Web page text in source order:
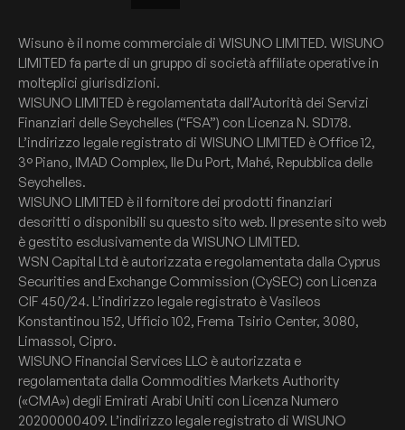
Wisuno è il nome commerciale di WISUNO LIMITED. WISUNO
LIMITED fa parte di un gruppo di società affiliate operative in
molteplici giurisdizioni.
WISUNO LIMITED è regolamentata dall’Autorità dei Servizi
Finanziari delle Seychelles (“FSA”) con Licenza N. SD178.
L’indirizzo legale registrato di WISUNO LIMITED è Office 12,
3° Piano, IMAD Complex, Ile Du Port, Mahé, Repubblica delle
Seychelles.
WISUNO LIMITED è il fornitore dei prodotti finanziari
descritti o disponibili su questo sito web. Il presente sito web
è gestito esclusivamente da WISUNO LIMITED.
WSN Capital Ltd è autorizzata e regolamentata dalla Cyprus
Securities and Exchange Commission (CySEC) con Licenza
CIF 450/24. L’indirizzo legale registrato è Vasileos
Konstantinou 152, Ufficio 102, Frema Tsirio Center, 3080,
Limassol, Cipro.
WISUNO Financial Services LLC è autorizzata e
regolamentata dalla Commodities Markets Authority
(«CMA») degli Emirati Arabi Uniti con Licenza Numero
20200000409. L’indirizzo legale registrato di WISUNO